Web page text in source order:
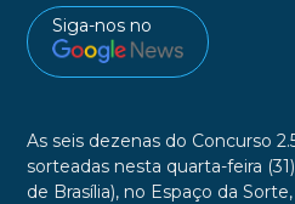
Siga-nos no
As seis dezenas do Concurso
sorteadas nesta quarta-feira
de Brasília), no Espaço da